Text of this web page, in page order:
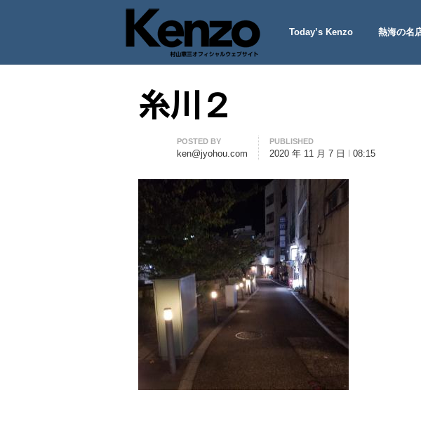
七転八起 – 村山憲三 Official Site
村山憲三ウェブサイト
Today’s Kenzo 熱海の名
糸川２
Author
POSTED BY
ken@jyohou.com
PUBLISHED
2020 年 11 月 7 日 08:15